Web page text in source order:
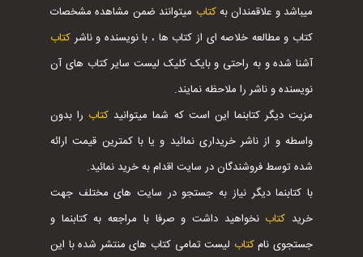
میباشد و علاقمندان بهکتاب میتوانند ضمن مشاهده مشخصات
کتاب و مطالعه خلاصه ای از کتاب ها ، با نویسنده و ناشر کتاب
آشنا شده و به راحتی و بایک کلیک لیست سایر کتاب های آن
نویسنده و ناشر را ملاحظه نمایند.
مزیت دیگر کتابنما این است که شما میتوانید کتاب را بدون
واسطه و از ناشر خریداری نمائید و یا با کمترین قیمت ارائه
شده توسط فروشندگان در سایت اقدام به خرید نمائید.
با کتابنما دیگر نیاز به جستجو در سایت های مختلف جهت
خرید کتابنخواهید داشت و صرفا با مراجعه به کتابنما و
جستجوی نامکتاب لیست تمامی کتاب های منتشر شده با این